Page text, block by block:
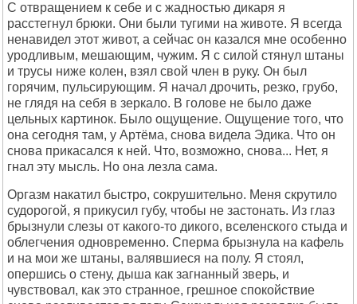
С отвращением к себе и с жадностью дикаря я
расстегнул брюки. Они были тугими на животе. Я всегда
ненавидел этот живот, а сейчас он казался мне особенно
уродливым, мешающим, чужим. Я с силой стянул штаны
и трусы ниже колен, взял свой член в руку. Он был
горячим, пульсирующим. Я начал дрочить, резко, грубо,
не глядя на себя в зеркало. В голове не было даже
цельных картинок. Было ощущение. Ощущение того, что
она сегодня там, у Артёма, снова видела Эдика. Что он
снова прикасался к ней. Что, возможно, снова... Нет, я
гнал эту мысль. Но она лезла сама.
Оргазм накатил быстро, сокрушительно. Меня скрутило
судорогой, я прикусил губу, чтобы не застонать. Из глаз
брызнули слезы от какого-то дикого, вселенского стыда и
облегчения одновременно. Сперма брызнула на кафель
и на мои же штаны, валявшиеся на полу. Я стоял,
опершись о стену, дыша как загнанный зверь, и
чувствовал, как это странное, грешное спокойствие